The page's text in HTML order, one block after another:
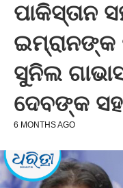
ପାକିସ୍ତାନ
ଇମ୍ରାନଙ୍କ
ସୁନିଲ
ଦେବଙ୍କ
6 MONTHS AGO